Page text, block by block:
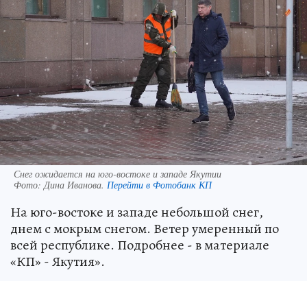
Снег ожидается на юго-востоке и западе Якутии
Фото:Дина Иванова. Перейти в Фотобанк КП
На юго-востоке и западе небольшой снег,
днем с мокрым снегом. Ветер умеренный по
всей республике. Подробнее - в материале
«КП» - Якутия».